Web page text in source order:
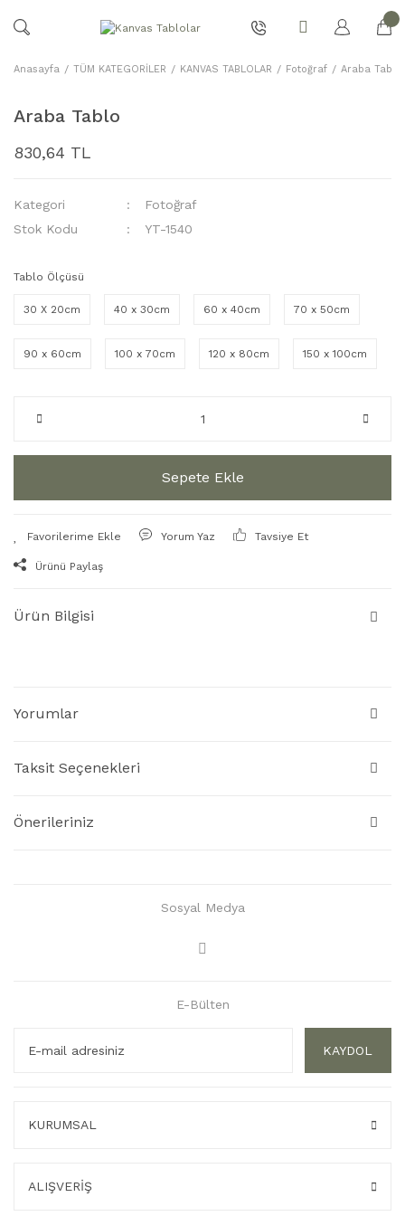
Anasayfa TÜM KATEGORİLER KANVAS TABLOLAR Fotoğraf Araba Tablo
Araba Tablo
830,64 TL
Kategori
Fotoğraf
Stok Kodu
YT-1540
Tablo Ölçüsü
30 X 20cm 40 x 30cm 60 x 40cm 70 x 50cm
90 x 60cm 100 x 70cm 120 x 80cm 150 x 100cm
Sepete Ekle
Yorum Yaz Tavsiye Et
Ürünü Paylaş
Ürün Bilgisi
Yorumlar
Taksit Seçenekleri
Önerileriniz
Sosyal Medya
E-Bülten
KAYDOL
KURUMSAL
ALIŞVERİŞ